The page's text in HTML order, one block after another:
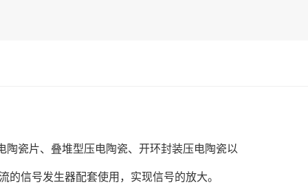
瓷片、叠堆型压电陶瓷、开环封装压电陶瓷以
信号发生器配套使用，实现信号的放大。